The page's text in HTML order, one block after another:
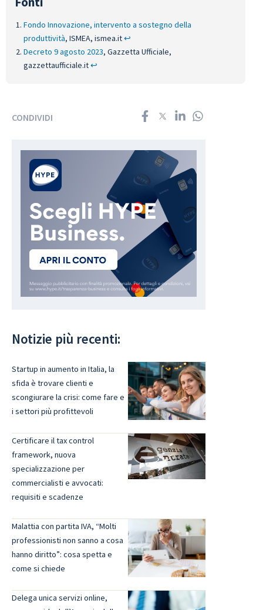
Fondo Innovazione, intervento a sostegno della
produttività, ISMEA, ismea.it↩︎
Decreto 9 agosto 2023, Gazzetta Ufficiale,
gazzettaufficiale.it↩︎
CONDIVIDI
Notizie più recenti:
Startup in aumento in Italia, la
sfida è trovare clienti e
scongiurare la crisi: come fare e
i settori più profittevoli
Certificare il tax control
framework, nuova
specializzazione per
commercialisti e avvocati:
requisiti e scadenze
Malattia con partita IVA, “Molti
professionisti non sanno a cosa
hanno diritto”: cosa spetta e
come si chiede
Delega unica servizi online,